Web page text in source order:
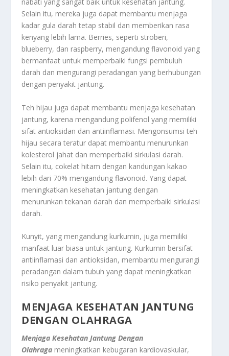
Selain itu, mereka juga dapat membantu menjaga
kadar gula darah tetap stabil dan memberikan rasa
kenyang lebih lama. Berries, seperti stroberi,
blueberry, dan raspberry, mengandung flavonoid yang
bermanfaat untuk memperbaiki fungsi pembuluh
darah dan mengurangi peradangan yang berhubungan
dengan penyakit jantung.
Teh hijau juga dapat membantu menjaga kesehatan
jantung, karena mengandung polifenol yang memiliki
sifat antioksidan dan antiinflamasi. Mengonsumsi teh
hijau secara teratur dapat membantu menurunkan
kolesterol jahat dan memperbaiki sirkulasi darah.
Selain itu, cokelat hitam dengan kandungan kakao
lebih dari 70% mengandung flavonoid. Yang dapat
meningkatkan kesehatan jantung dengan
menurunkan tekanan darah dan memperbaiki sirkulasi
darah.
Kunyit, yang mengandung kurkumin, juga memiliki
manfaat luar biasa untuk jantung. Kurkumin bersifat
antiinflamasi dan antioksidan, membantu mengurangi
peradangan dalam tubuh yang dapat meningkatkan
risiko penyakit jantung.
MENJAGA KESEHATAN JANTUNG
DENGAN OLAHRAGA
Menjaga Kesehatan Jantung Dengan
Olahraga meningkatkan kebugaran kardiovaskular,